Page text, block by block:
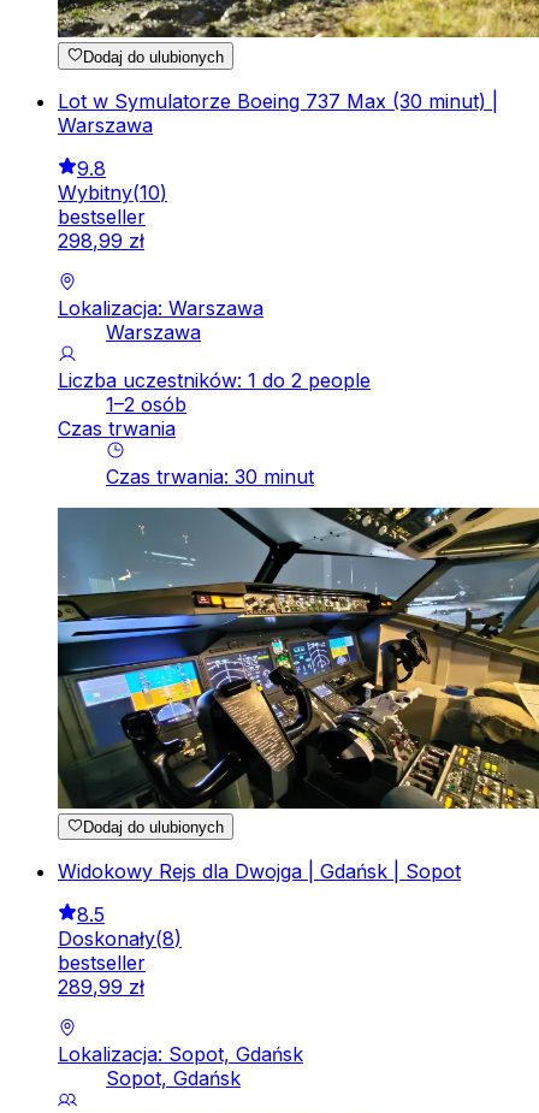
Dodaj do ulubionych
Lot w Symulatorze Boeing 737 Max (30 minut) |
Warszawa
9.8
Wybitny(10)
bestseller
298,99 zł
Lokalizacja: Warszawa
Warszawa
Liczba uczestników: 1 do 2 people
1–2 osób
Czas trwania
Czas trwania: 30 minut
Dodaj do ulubionych
Widokowy Rejs dla Dwojga | Gdańsk | Sopot
8.5
Doskonały(8)
bestseller
289,99 zł
Lokalizacja: Sopot, Gdańsk
Sopot, Gdańsk